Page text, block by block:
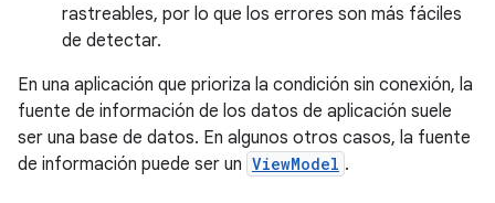
rastreables, por lo que los errores son más fáciles
de detectar.
En una aplicación que prioriza la condición sin conexión, la
fuente de información de los datos de aplicación suele
ser una base de datos. En algunos otros casos, la fuente
de información puede ser un ViewModel .